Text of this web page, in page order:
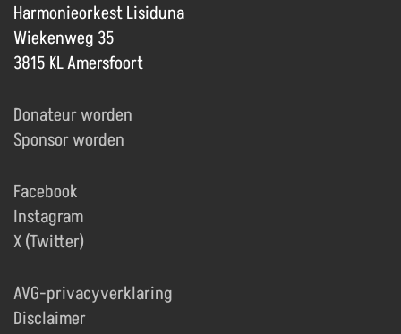
Harmonieorkest Lisiduna
Wiekenweg 35
3815 KL Amersfoort
Donateur worden
Sponsor worden
Facebook
Instagram
X (Twitter)
AVG-privacyverklaring
Disclaimer